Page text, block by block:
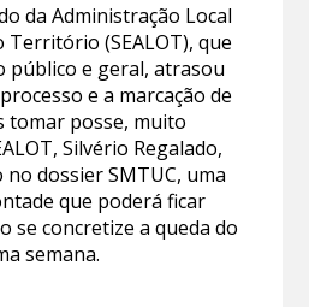
da Administração Local
(SEALOT), que
público e geral, atrasou
e a marcação de
tomar posse, muito
Silvério Regalado,
dossier SMTUC, uma
que poderá ficar
se concretize a queda do
semana.